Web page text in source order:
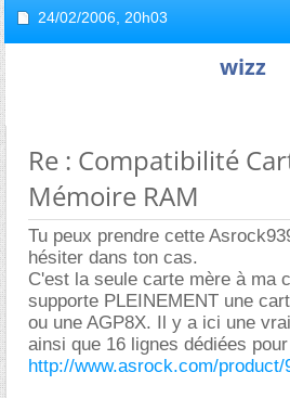
24/02/2006, 20h03
wizz
Re : Compatibilité
Mémoire RAM
Tu peux prendre cette
hésiter dans ton cas.
C'est la seule carte mère à ma
supporte PLEINEMENT une
ou une AGP8X. Il y a ici une
ainsi que 16 lignes dédiées
http://www.asrock.com/product/